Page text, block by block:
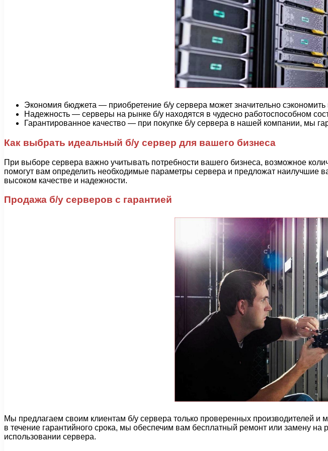
Экономия бюджета — приобретение б/у сервера может значительно сэкономить
Надежность — серверы на рынке б/у находятся в чудесно работоспособном
Гарантированное качество — при покупке б/у сервера в нашей компании, мы
Как выбрать идеальный б/у сервер для вашего бизнеса
При выборе сервера важно учитывать потребности вашего бизнеса, возможное
помогут вам определить необходимые параметры сервера и предложат наилучшие
высоком качестве и надежности.
Продажа б/у серверов с гарантией
Мы предлагаем своим клиентам б/у сервера только проверенных производителей и
в течение гарантийного срока, мы обеспечим вам бесплатный ремонт или замену
использовании сервера.